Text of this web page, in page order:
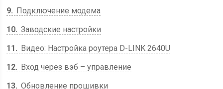
9
Подключение модема
10 Заводские настройки
11
Видео: Настройка роутера D-LINK 2640U
12
Вход через вэб – управление
13 Обновление прошивки